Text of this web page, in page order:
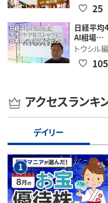
25
日経平均
AI相場…
トウシル
105
アクセスランキ
デイリー
1